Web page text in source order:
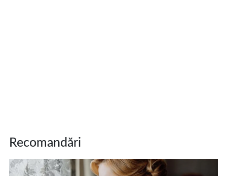
Recomandări